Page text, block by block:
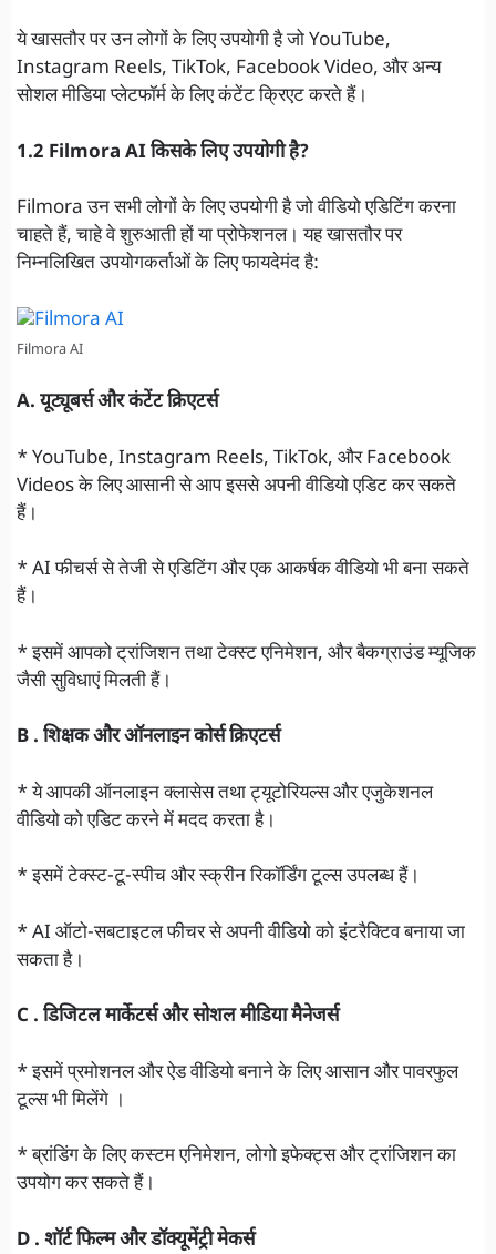
ये खासतौर पर उन लोगों के लिए उपयोगी है जो YouTube,
Instagram Reels, TikTok, Facebook Video, और अन्य
सोशल मीडिया प्लेटफॉर्म के लिए कंटेंट क्रिएट करते हैं।
1.2 Filmora AI किसके लिए उपयोगी है?
Filmora उन सभी लोगों के लिए उपयोगी है जो वीडियो एडिटिंग करना
चाहते हैं, चाहे वे शुरुआती हों या प्रोफेशनल। यह खासतौर पर
निम्नलिखित उपयोगकर्ताओं के लिए फायदेमंद है:
Filmora AI
A. यूट्यूबर्स और कंटेंट क्रिएटर्स
* YouTube, Instagram Reels, TikTok, और Facebook
Videos के लिए आसानी से आप इससे अपनी वीडियो एडिट कर सकते
हैं।
* AI फीचर्स से तेजी से एडिटिंग और एक आकर्षक वीडियो भी बना सकते
हैं।
* इसमें आपको ट्रांजिशन तथा टेक्स्ट एनिमेशन, और बैकग्राउंड म्यूजिक
जैसी सुविधाएं मिलती हैं।
B . शिक्षक और ऑनलाइन कोर्स क्रिएटर्स
* ये आपकी ऑनलाइन क्लासेस तथा ट्यूटोरियल्स और एजुकेशनल
वीडियो को एडिट करने में मदद करता है।
* इसमें टेक्स्ट-टू-स्पीच और स्क्रीन रिकॉर्डिंग टूल्स उपलब्ध हैं।
* AI ऑटो-सबटाइटल फीचर से अपनी वीडियो को इंटरैक्टिव बनाया जा
सकता है।
C . डिजिटल मार्केटर्स और सोशल मीडिया मैनेजर्स
* इसमें प्रमोशनल और ऐड वीडियो बनाने के लिए आसान और पावरफुल
टूल्स भी मिलेंगे ।
* ब्रांडिंग के लिए कस्टम एनिमेशन, लोगो इफेक्ट्स और ट्रांजिशन का
उपयोग कर सकते हैं।
D . शॉर्ट फिल्म और डॉक्यूमेंट्री मेकर्स